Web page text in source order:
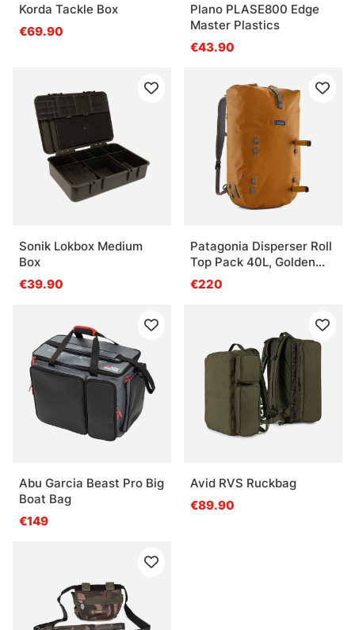
Korda Tackle Box
€69.90
Plano PLASE800 Edge
Master Plastics
€43.90
Sonik Lokbox Medium
Box
€39.90
Patagonia Disperser Roll
Top Pack 40L, Golden
Caramel
€220
Abu Garcia Beast Pro Big
Boat Bag
€149
Avid RVS Ruckbag
€89.90